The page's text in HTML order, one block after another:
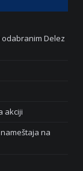
Delez
akciji
na